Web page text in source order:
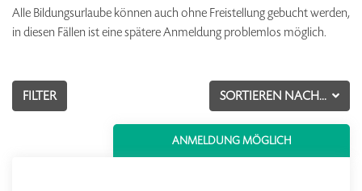
Alle Bildungsurlaube können auch ohne Freistellung gebucht werden,
in diesen Fällen ist eine spätere Anmeldung problemlos möglich.
SORTIEREN NACH...
FILTER
ANMELDUNG MÖGLICH